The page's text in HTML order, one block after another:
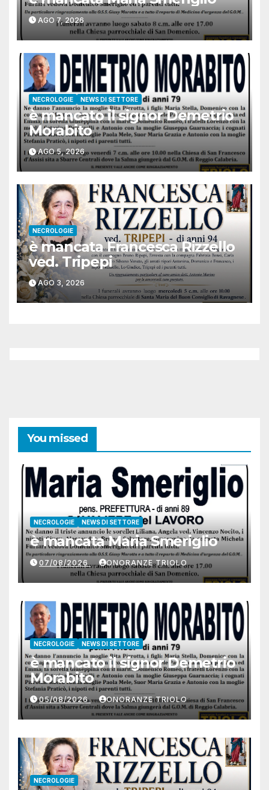
AGO 7, 2026
NECROLOGIE NEWS DI SETTORE
è mancato il signor Demetrio
Morabito
AGO 5, 2026
NECROLOGIE
è mancata Francesca Rizzello
ved. Tripepi
AGO 3, 2026
You missed
NECROLOGIE NEWS DI SETTORE
è mancata Maria Smeriglio
07/08/2026 ONORANZE TRIOLO
NECROLOGIE NEWS DI SETTORE
è mancato il signor Demetrio
Morabito
05/08/2026 ONORANZE TRIOLO
NECROLOGIE